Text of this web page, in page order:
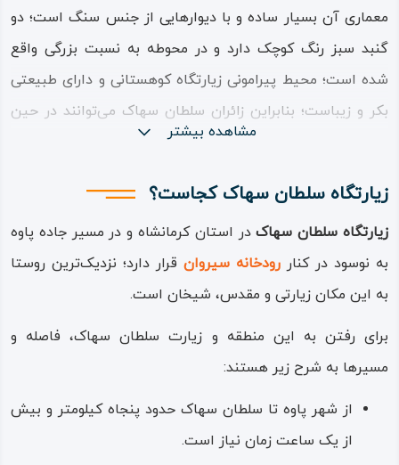
معماری آن بسیار ساده و با دیوارهایی از جنس سنگ است؛ دو
گنبد سبز رنگ کوچک دارد و در محوطه به نسبت بزرگی واقع
شده است؛ محیط پیرامونی زیارتگاه کوهستانی و دارای طبیعتی
بکر و زیباست؛ بنابراین زائران سلطان سهاک می‌توانند در حین
زیارت در یکی از مناطق زیبای گردشگری نیز گشت‌ و گذار کرده از
«سلطان»، «صاحب حقیقت» و «سلطان کرم» یاد می‌کنند؛
سلطان سهاک در سده هفتم هجری در عراق به دنیا آمده لیک،
بعد از مرگ پدر به ایران هجرت کرده، در قریه شیخان در نزدیکی
پاوه می‌زیسته است.
وی فرزند عیسا برزنجه‌ای و دایراک‌ خاتون بوده که مادرش یکی از
هفت شخصیت مقدس در آیین یاری است که به «هفت‌ تن» یا
«هفتان» و «هفتون» شهرت دارند. سلطان سهاک را بیش‌تر به
مشاهده بیشتر
زیارتگاه سلطان سهاک کجاست؟
زیارتگاه سلطان سهاکدر استان‌ کرمانشاه و در مسیر جاده پاوه
به نوسود در کنار رودخانه سیروان قرار دارد؛ نزدیک‌ترین روستا
به این مکان زیارتی و مقدس، شیخان است.
برای رفتن به این منطقه و زیارت سلطان سهاک، فاصله و
مسیرها به شرح زیر هستند:
از شهر پاوه تا سلطان سهاک حدود پنجاه کیلومتر و بیش
از یک ساعت زمان نیاز است.